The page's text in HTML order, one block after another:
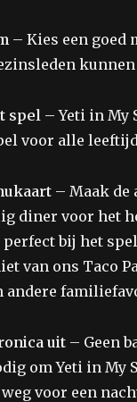
– Kies een goed
spel – Yeti in My
voor alle
– Maak de
diner voor het
perfect bij het
van ons Taco
andere
uit – Geen
om Yeti in My
voor een